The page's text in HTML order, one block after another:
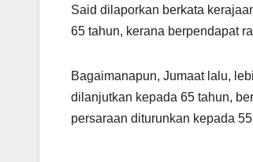
Said dilaporkan berkata
65 tahun, kerana berpendapat
Bagaimanapun, Jumaat lalu,
dilanjutkan kepada 65 tahun,
persaraan diturunkan kepada